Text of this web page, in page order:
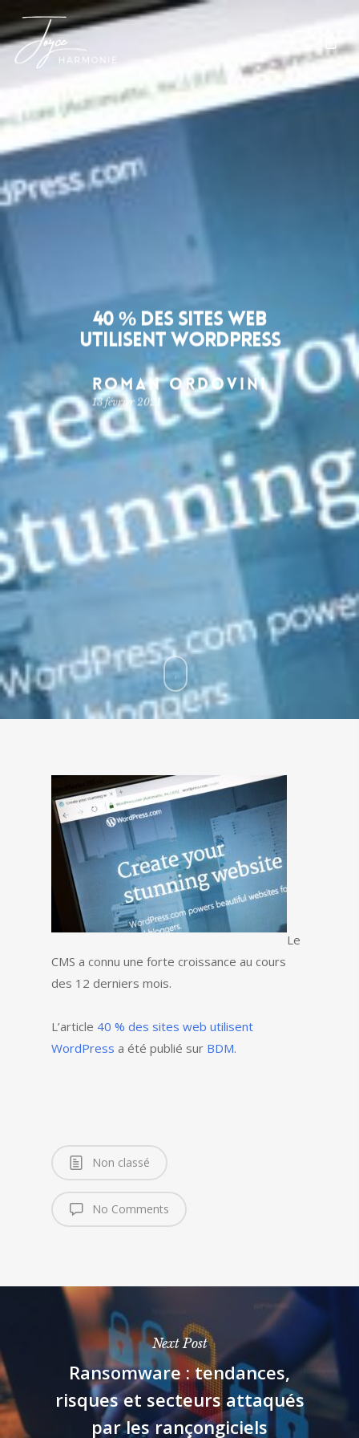
40 % des sites web
utilisent WordPress
Roman Ordovini
13 février 2021
Le
CMS a connu une forte croissance au cours
des 12 derniers mois.
L’article 40 % des sites web utilisent
WordPress a été publié sur BDM.
Non classé
No Comments
Next Post
Ransomware : tendances,
risques et secteurs attaqués
par les rançongiciels